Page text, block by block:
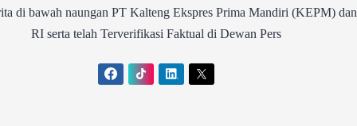
di bawah naungan PT Kalteng Ekspres Prima Mandiri (KEPM)
RI serta telah Terverifikasi Faktual di Dewan Pers